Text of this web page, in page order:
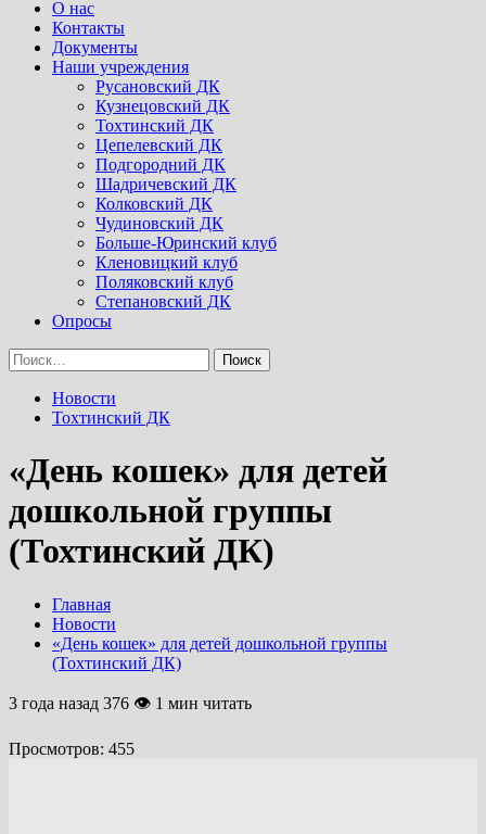
Menu
О нас
Контакты
Документы
Наши учреждения
Русановский ДК
Кузнецовский ДК
Тохтинский ДК
Цепелевский ДК
Подгородний ДК
Шадричевский ДК
Колковский ДК
Чудиновский ДК
Больше-Юринский клуб
Кленовицкий клуб
Поляковский клуб
Степановский ДК
Опросы
Найти:
Новости
Тохтинский ДК
«День кошек» для детей
дошкольной группы
(Тохтинский ДК)
Главная
Новости
«День кошек» для детей дошкольной группы
(Тохтинский ДК)
3 года назад 376 👁 1 мин читать
Просмотров: 455